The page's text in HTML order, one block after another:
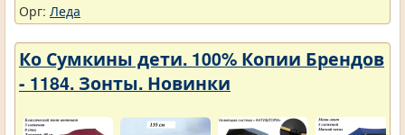
Орг: Леда
Ко Сумкины дети. 100% Копии Брендов
- 1184. Зонты. Новинки